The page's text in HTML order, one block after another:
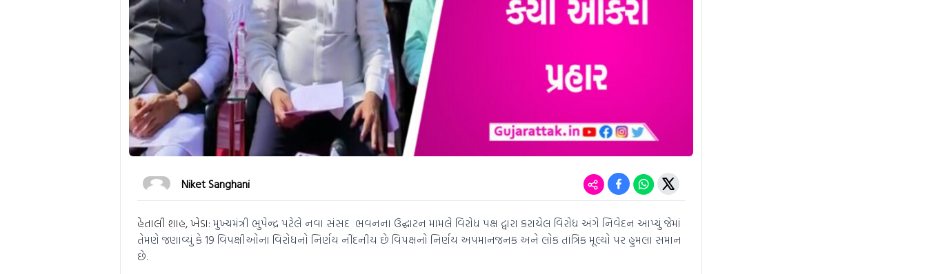
Niket Sanghani
હેતાલી શાહ, ખેડા: મુખ્યમંત્રી ભુપેન્દ્ર પટેલે નવા સંસદ ભવનના ઉદ્ઘાટન મામલે વિરોધ પક્ષ દ્વારા કરાયેલ વિરોધ અંગે નિવેદન આપ્યું જેમાં
તેમણે જણાવ્યું કે 19 વિપક્ષીઓના વિરોધનો નિર્ણય નીંદનીય છે વિપક્ષનો નિર્ણય અપમાનજનક અને લોક તાંત્રિક મૂલ્યો પર હુમલા સમાન
છે.